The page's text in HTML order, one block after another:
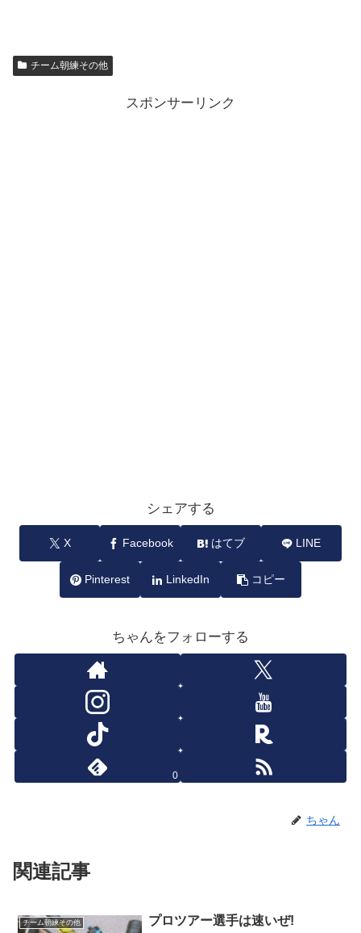
チーム朝練その他
スポンサーリンク
シェアする
X Facebook はてブ LINE
Pinterest LinkedIn コピー
ちゃんをフォローする
0
ちゃん
関連記事
チーム朝練その他 プロツアー選手は速いぜ!